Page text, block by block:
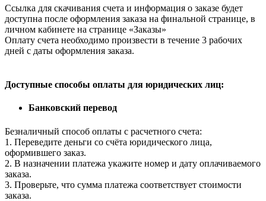
Ссылка для скачивания счета и информация о заказе будет
доступна после оформления заказа на финальной странице, в
личном кабинете на странице «Заказы»
Оплату счета необходимо произвести в течение 3 рабочих
дней с даты оформления заказа.
Доступные способы оплаты для юридических лиц:
Банковский перевод
Безналичный способ оплаты с расчетного счета:
1. Переведите деньги со счёта юридического лица,
оформившего заказ.
2. В назначении платежа укажите номер и дату оплачиваемого
заказа.
3. Проверьте, что сумма платежа соответствует стоимости
заказа.